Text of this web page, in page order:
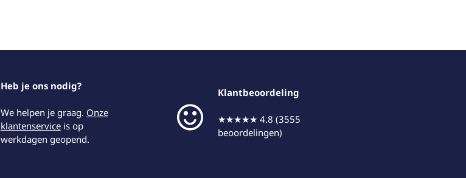
Heb je ons nodig?
We helpen je graag. Onze
klantenserviceis op
werkdagen geopend.
Klantbeoordeling
★★★★★ 4.8 (3555
beoordelingen)